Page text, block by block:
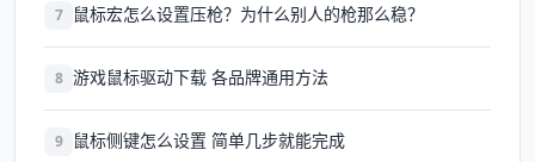
7 鼠标宏怎么设置压枪？为什么别人的枪那么稳？
8 游戏鼠标驱动下载 各品牌通用方法
9 鼠标侧键怎么设置 简单几步就能完成